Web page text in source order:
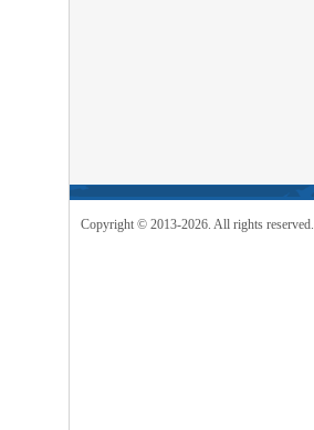
Copyright © 2013-2026. All rights reserved.